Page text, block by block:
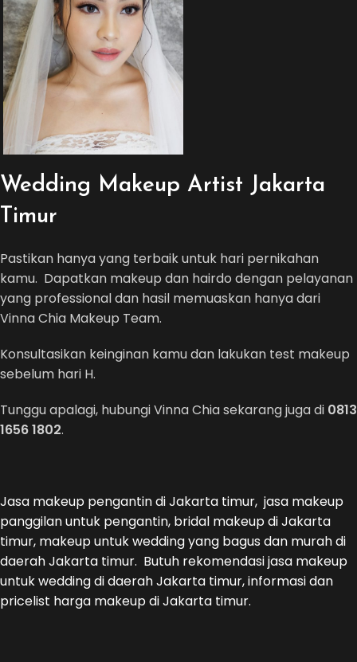
Wedding Makeup Artist Jakarta
Timur
Pastikan hanya yang terbaik untuk hari pernikahan
kamu. Dapatkan makeup dan hairdo dengan pelayanan
yang professional dan hasil memuaskan hanya dari
Vinna Chia Makeup Team.
Konsultasikan keinginan kamu dan lakukan test makeup
sebelum hari H.
Tunggu apalagi, hubungi Vinna Chia sekarang juga di 0813
1656 1802.
Jasa makeup pengantin di Jakarta timur, jasa makeup
panggilan untuk pengantin, bridal makeup di Jakarta
timur, makeup untuk wedding yang bagus dan murah di
daerah Jakarta timur. Butuh rekomendasi jasa makeup
untuk wedding di daerah Jakarta timur, informasi dan
pricelist harga makeup di Jakarta timur.